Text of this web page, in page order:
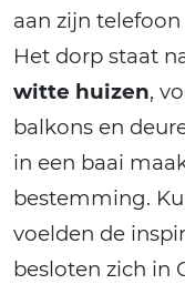
aan zijn
Het dorp staat
witte huizen,
balkons en
in een baai
bestemming.
voelden de
besloten zich in